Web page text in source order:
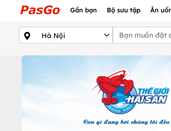
Gần bạn Bộ sưu tập Ăn